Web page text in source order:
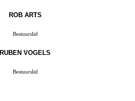
ROB ARTS
Bestuurslid
RUBEN VOGELS
Bestuurslid